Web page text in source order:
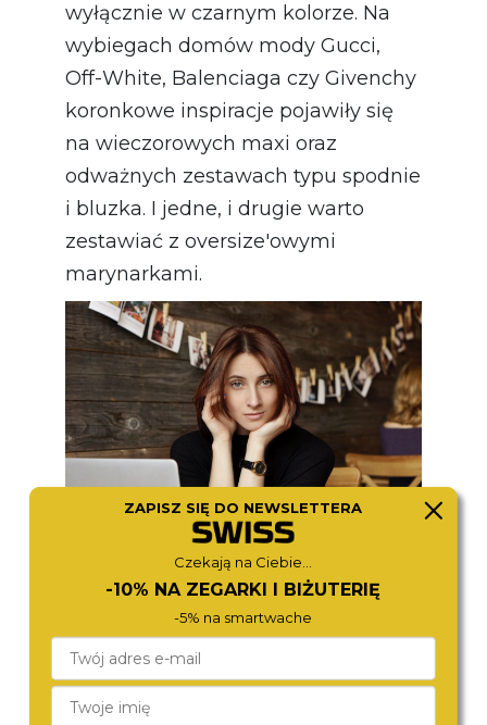
wyłącznie w czarnym kolorze. Na
wybiegach domów mody Gucci,
Off-White, Balenciaga czy Givenchy
koronkowe inspiracje pojawiły się
na wieczorowych maxi oraz
odważnych zestawach typu spodnie
i bluzka. I jedne, i drugie warto
zestawiać z oversize'owymi
marynarkami.
Outfity, którymi skutecznie
wyróżnisz się z tłumu
Obok ponadczasowej klasyki w
duchu quiet luxury nie zabraknie
stylizacji, dzięki którym wyróżnisz
ZAPISZ SIĘ DO NEWSLETTERA
Czekają na Ciebie...
-10% NA ZEGARKI I BIŻUTERIĘ
-5% na smartwache